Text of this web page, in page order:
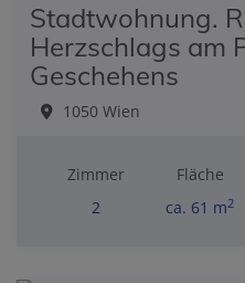
Stadtwohnung.
Herzschlags am
Geschehens
1050 Wien
Zimmer
2
Fläche
ca. 61 m2